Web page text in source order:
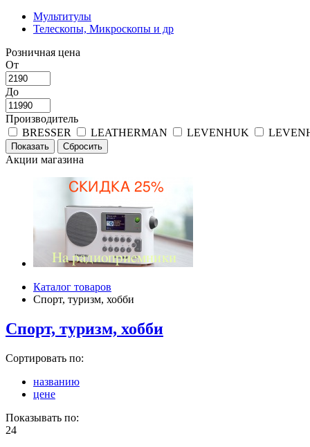
Мультитулы
Телескопы, Микроскопы и др
Розничная цена
От
До
Производитель
BRESSER
LEATHERMAN LEVENHUK
Акции магазина
Каталог товаров
Спорт, туризм, хобби
Спорт, туризм, хобби
Сортировать по:
названию
цене
Показывать по:
24